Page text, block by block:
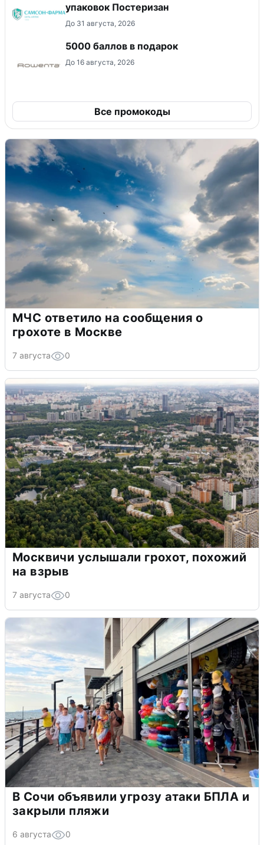
упаковок Постеризан
До 31 августа, 2026
5000 баллов в подарок
До 16 августа, 2026
Все промокоды
МЧС ответило на сообщения о
грохоте в Москве
7 августа 0
Москвичи услышали грохот, похожий
на взрыв
7 августа 0
В Сочи объявили угрозу атаки БПЛА и
закрыли пляжи
6 августа 0